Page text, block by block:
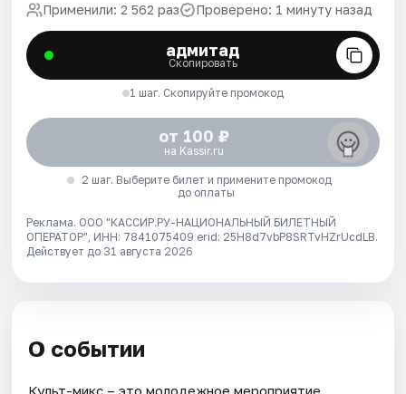
Применили: 2 562 раз Проверено: 1 минуту назад
адмитад
Скопировать
1 шаг. Скопируйте промокод
от 100 ₽
на Kassir.ru
2 шаг. Выберите билет и примените промокод
до оплаты
Реклама. ООО "КАССИР.РУ-НАЦИОНАЛЬНЫЙ БИЛЕТНЫЙ
ОПЕРАТОР", ИНН: 7841075409 erid: 25H8d7vbP8SRTvHZrUcdLB.
Действует до 31 августа 2026
О событии
Культ-микс – это молодежное мероприятие,